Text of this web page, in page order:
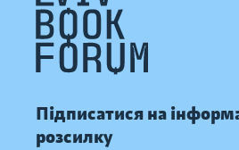
Підписатися на
розсилку